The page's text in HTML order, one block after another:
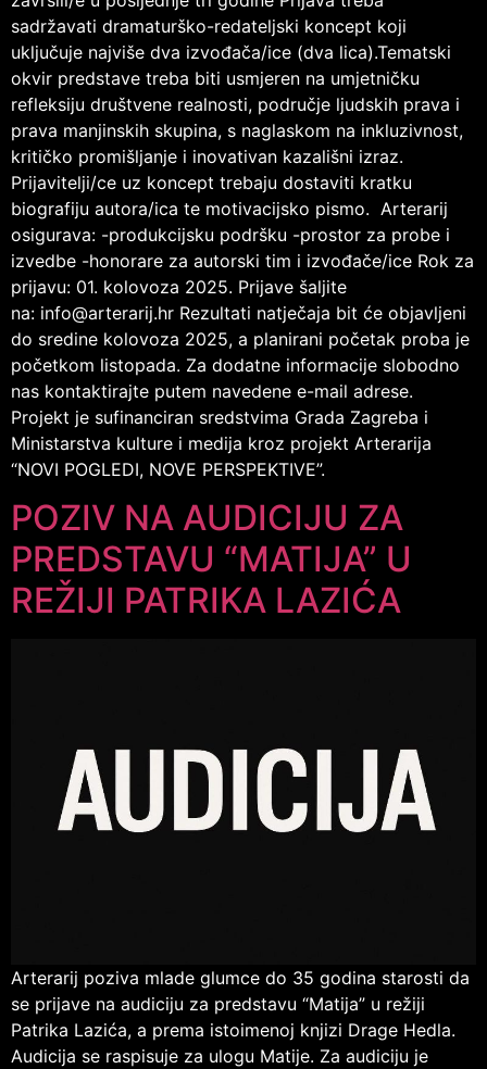
sadržavati dramaturško-redateljski koncept koji
uključuje najviše dva izvođača/ice (dva lica).Tematski
okvir predstave treba biti usmjeren na umjetničku
refleksiju društvene realnosti, područje ljudskih prava i
prava manjinskih skupina, s naglaskom na inkluzivnost,
kritičko promišljanje i inovativan kazališni izraz.
Prijavitelji/ce uz koncept trebaju dostaviti kratku
biografiju autora/ica te motivacijsko pismo. Arterarij
osigurava: -produkcijsku podršku -prostor za probe i
izvedbe -honorare za autorski tim i izvođače/ice Rok za
prijavu: 01. kolovoza 2025. Prijave šaljite
na: info@arterarij.hr Rezultati natječaja bit će objavljeni
do sredine kolovoza 2025, a planirani početak proba je
početkom listopada. Za dodatne informacije slobodno
nas kontaktirajte putem navedene e-mail adrese.
Projekt je sufinanciran sredstvima Grada Zagreba i
Ministarstva kulture i medija kroz projekt Arterarija
“NOVI POGLEDI, NOVE PERSPEKTIVE”.
POZIV NA AUDICIJU ZA
PREDSTAVU “MATIJA” U
REŽIJI PATRIKA LAZIĆA
Arterarij poziva mlade glumce do 35 godina starosti da
se prijave na audiciju za predstavu “Matija” u režiji
Patrika Lazića, a prema istoimenoj knjizi Drage Hedla.
Audicija se raspisuje za ulogu Matije. Za audiciju je